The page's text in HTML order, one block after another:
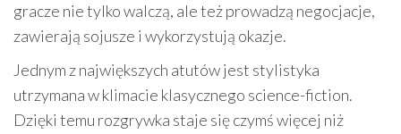
gracze nie tylko walczą, ale też prowadzą negocjacje,
zawierają sojusze i wykorzystują okazje.
Jednym z największych atutów jest stylistyka
utrzymana w klimacie klasycznego science-fiction.
Dzięki temu rozgrywka staje się czymś więcej niż